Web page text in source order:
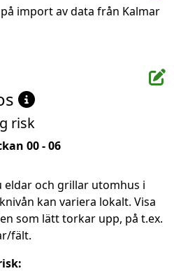
import av data från Kalmar
risk
00 - 06
och grillar utomhus i
kan variera lokalt. Visa
som lätt torkar upp, på t.ex.
fält.